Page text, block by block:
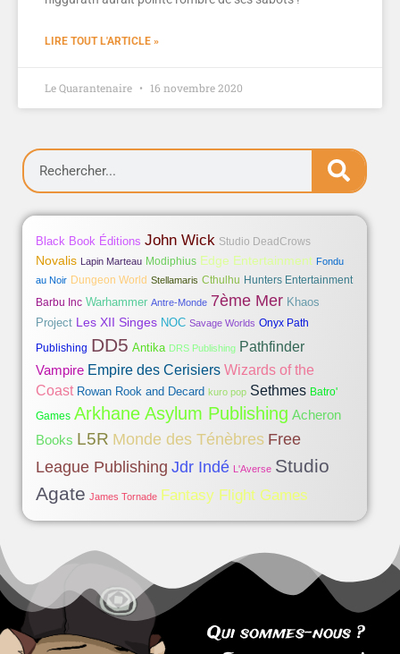
LIRE TOUT L'ARTICLE »
Le Quarantenaire 16 novembre 2020
Black Book Éditions John Wick Studio DeadCrows
Novalis Lapin Marteau Modiphius Edge Entertainment Fondu
au Noir Dungeon World Stellamaris Cthulhu Hunters Entertainment
Barbu Inc Warhammer Antre-Monde 7ème Mer Khaos
Project Les XII Singes NOC Savage Worlds Onyx Path
Publishing DD5 Antika DRS Publishing Pathfinder
Vampire Empire des Cerisiers Wizards of the
Coast Rowan Rook and Decard kuro pop Sethmes Batro'
Games Arkhane Asylum Publishing Acheron
Books L5R Monde des Ténèbres Free
League Publishing Jdr Indé L'Averse Studio
Agate James Tornade Fantasy Flight Games
Qui sommes-nous ?